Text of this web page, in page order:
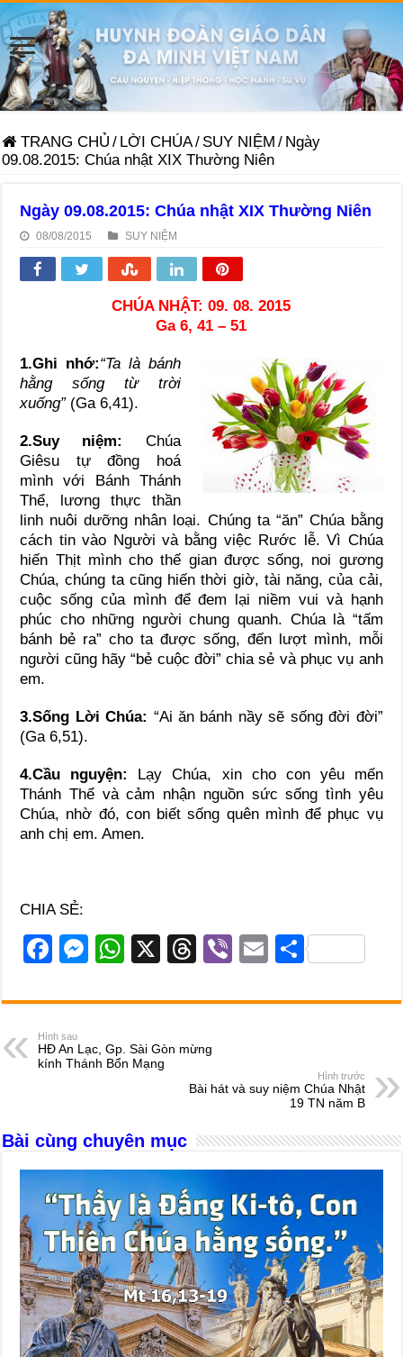
TRANG CHỦ / LỜI CHÚA/ SUY NIỆM / Ngày
09.08.2015: Chúa nhật XIX Thường Niên
Ngày 09.08.2015: Chúa nhật XIX Thường Niên
08/08/2015 SUY NIỆM
CHÚA NHẬT: 09. 08. 2015
Ga 6, 41 – 51
1.Ghi nhớ:“Ta là bánh
hằng sống từ trời
xuống”(Ga 6,41).
2.Suy niệm:
Chúa
Giêsu tự đồng hoá
mình với Bánh Thánh
Thể, lương thực thần
linh nuôi dưỡng nhân loại. Chúng ta “ăn” Chúa bằng
cách tin vào Người và bằng việc Rước lễ. Vì Chúa
hiến Thịt mình cho thế gian được sống, noi gương
Chúa, chúng ta cũng hiến thời giờ, tài năng, của cải,
cuộc sống của mình để đem lại niềm vui và hạnh
phúc cho những người chung quanh. Chúa là “tấm
bánh bẻ ra” cho ta được sống, đến lượt mình, mỗi
người cũng hãy “bẻ cuộc đời” chia sẻ và phục vụ anh
em.
3.Sống Lời Chúa: “Ai ăn bánh nầy sẽ sống đời đời”
(Ga 6,51).
4.Cầu nguyện:
Lạy Chúa, xin cho con yêu mến
Thánh Thể và cảm nhận nguồn sức sống tình yêu
Chúa, nhờ đó, con biết sống quên mình để phục vụ
anh chị em. Amen.
CHIA SẺ:
F
c
e
b
k
M
ss
n
W
at
A
X
T
e
d
s
Vi
er
E
ail
S
ar
Hình sau
HĐ An Lạc, Gp. Sài Gòn mừng
kính Thánh Bổn Mạng
Hình trước
Bài hát và suy niệm Chúa Nhật
19 TN năm B
Bài cùng chuyên mục